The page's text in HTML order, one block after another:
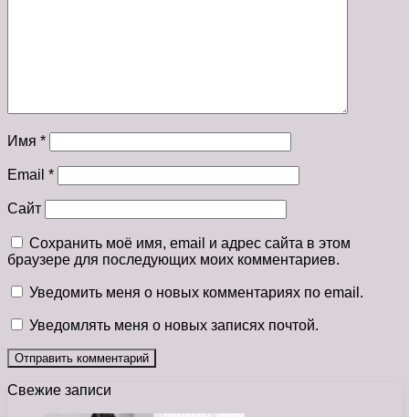
Имя *
Email *
Сайт
Сохранить моё имя, email и адрес сайта в этом
браузере для последующих моих комментариев.
Уведомить меня о новых комментариях по email.
Уведомлять меня о новых записях почтой.
Свежие записи